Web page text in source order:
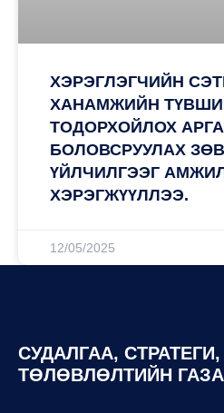
ХЭРЭГЛЭГЧИЙН
ХАНАМЖИЙН
ТОДОРХОЙЛОХ
БОЛОВСРУУЛАХ
ҮЙЛЧИЛГЭЭГ
ХЭРЭГЖҮҮЛЛЭЭ.
12/05/2025
СУДАЛГАА,
ТӨЛӨВЛӨЛТИЙН